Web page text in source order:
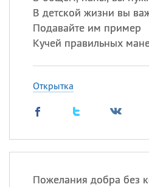
В детской жизни вы
Подавайте им пример
Кучей правильных
Открытка
Пожелания добра без